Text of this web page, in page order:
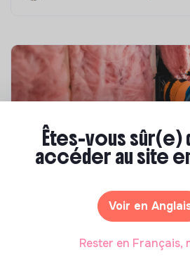
Compétences & formations
Top 8 des formations en
Êtes-vous sûr(e)
accéder au site
Voir en
Rester en Français,